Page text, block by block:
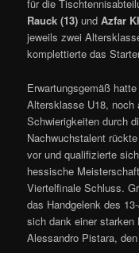
für die
Rauck (13) undAzfar
jeweils zwei
komplettierte das
Erwartungsgemäß
Altersklasse U18, noch
Schwierigkeiten durch
Nachwuchstalent
vor und qualifizierte
hessische
Viertelfinale Schluss.
das Handgelenk des
sich dank einer starken
Alessandro Pistara,